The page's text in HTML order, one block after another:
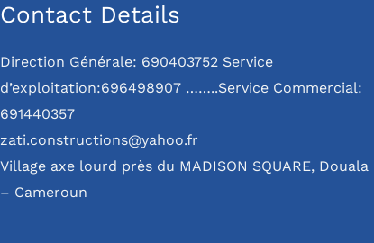
Contact Details
Direction Générale: 690403752 Service
d’exploitation:696498907 ……..Service Commercial:
691440357
zati.constructions@yahoo.fr
Village axe lourd près du MADISON SQUARE, Douala
– Cameroun